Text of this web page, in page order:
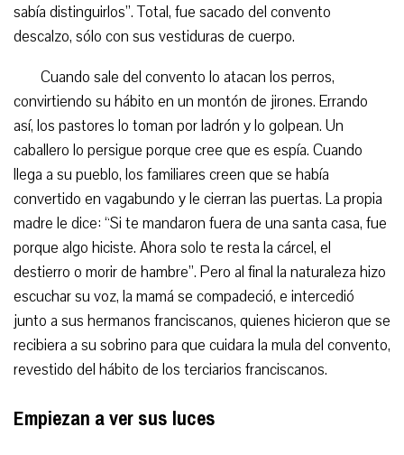
sabía distinguirlos”. Total, fue sacado del convento
descalzo, sólo con sus vestiduras de cuerpo.
Cuando sale del convento lo atacan los perros,
convirtiendo su hábito en un montón de jirones. Errando
así, los pastores lo toman por ladrón y lo golpean. Un
caballero lo persigue porque cree que es espía. Cuando
llega a su pueblo, los familiares creen que se había
convertido en vagabundo y le cierran las puertas. La propia
madre le dice: “Si te mandaron fuera de una santa casa, fue
porque algo hiciste. Ahora solo te resta la cárcel, el
destierro o morir de hambre”. Pero al final la naturaleza hizo
escuchar su voz, la mamá se compadeció, e intercedió
junto a sus hermanos franciscanos, quienes hicieron que se
recibiera a su sobrino para que cuidara la mula del convento,
revestido del hábito de los terciarios franciscanos.
Empiezan a ver sus luces